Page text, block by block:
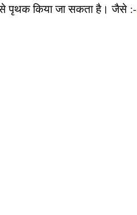
पृथक किया जा सकता है। जैसे :-